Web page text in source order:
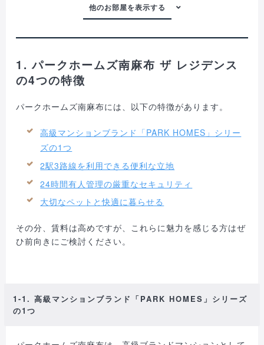
1. パークホームズ南麻布 ザ レジデンス
の4つの特徴
パークホームズ南麻布には、以下の特徴があります。
高級マンションブランド「PARK HOMES」シリー
ズの1つ
2駅3路線を利用できる便利な立地
24時間有人管理の厳重なセキュリティ
大切なペットと快適に暮らせる
その分、賃料は高めですが、これらに魅力を感じる方はぜ
ひ前向きにご検討ください。
1-1. 高級マンションブランド「PARK HOMES」シリーズ
の1つ